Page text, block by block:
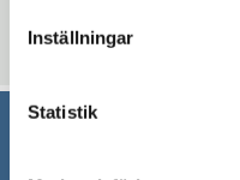
Inställningar
Statistik
Uppdaterad: 2019-09-27